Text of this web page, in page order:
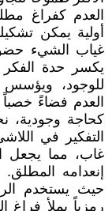
العدم كفراغ
أولية يمكن
غياب الشيء
يكسر حدة الفكر
للوجود، ويؤسس
العدم فضاءً خصباً
كحاجة وجودية،
التفكير في
غاب، مما يجعل
إنعدامه
حيث يستخدم
رمزياً يملأ فراغ